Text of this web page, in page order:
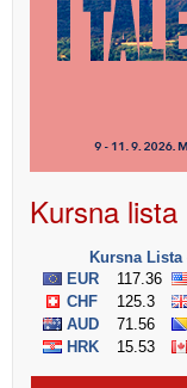
Kursna lista